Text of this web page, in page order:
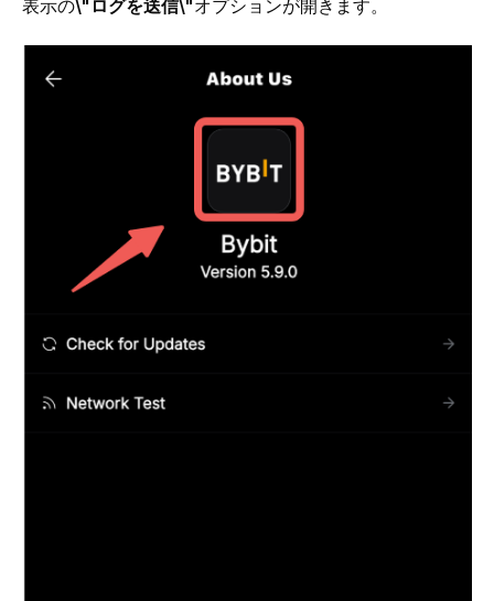
表示の\"ログを送信\"オプションが開きます。